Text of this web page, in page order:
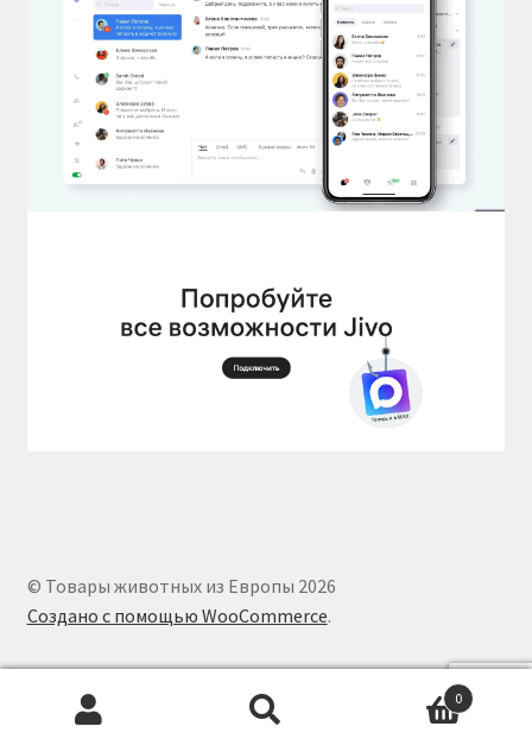
© Товары животных из Европы 2026
Создано с помощью WooCommerce.
0